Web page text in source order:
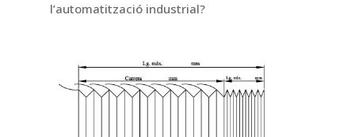
l’automatització industrial?